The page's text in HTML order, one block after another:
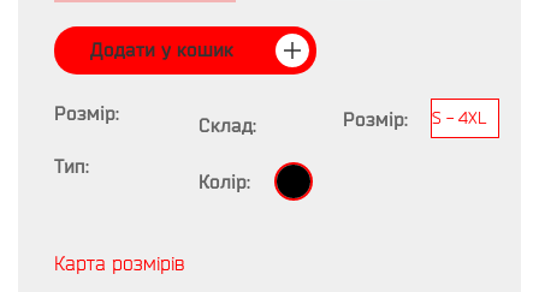
Додати у кошик
Розмір:
Склад:
Тип:
Розмір: S - 4XL
Колір:
Карта розмірів